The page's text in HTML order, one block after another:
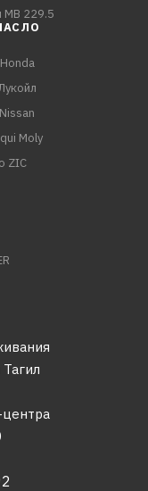
229.5
Moly
ZIC